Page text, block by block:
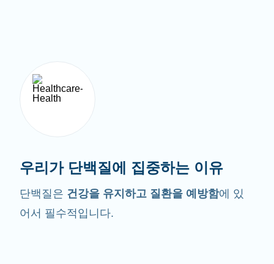
우리가 단백질에 집중하는 이유
단백질은 건강을 유지하고 질환을 예방함에 있
어서 필수적입니다.